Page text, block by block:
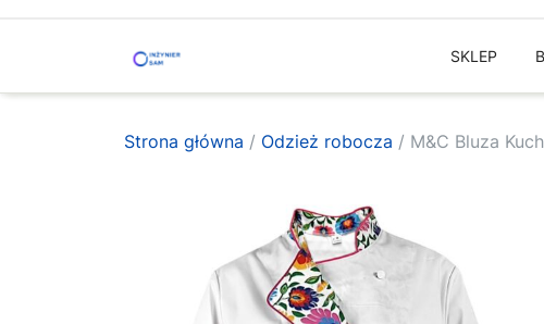
SKLEP
Strona główna / Odzież robocza / M&C Bluza